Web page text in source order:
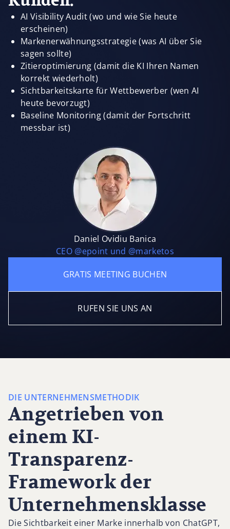
AI Visibility Audit (wo und wie Sie heute
erscheinen)
Markenerwähnungsstrategie (was AI über Sie
sagen sollte)
Zitieroptimierung (damit die KI Ihren Namen
korrekt wiederholt)
Sichtbarkeitskarte für Wettbewerber (wen AI
heute bevorzugt)
Baseline Monitoring (damit der Fortschritt
messbar ist)
Daniel Ovidiu Banica
CEO @epoint und @marketos
GRATIS MEETING BUCHEN
RUFEN SIE UNS AN
DIE UNTERNEHMENSMETHODIK
Angetrieben von
einem KI-
Transparenz-
Framework der
Unternehmensklasse
Die Sichtbarkeit einer Marke innerhalb von ChatGPT,